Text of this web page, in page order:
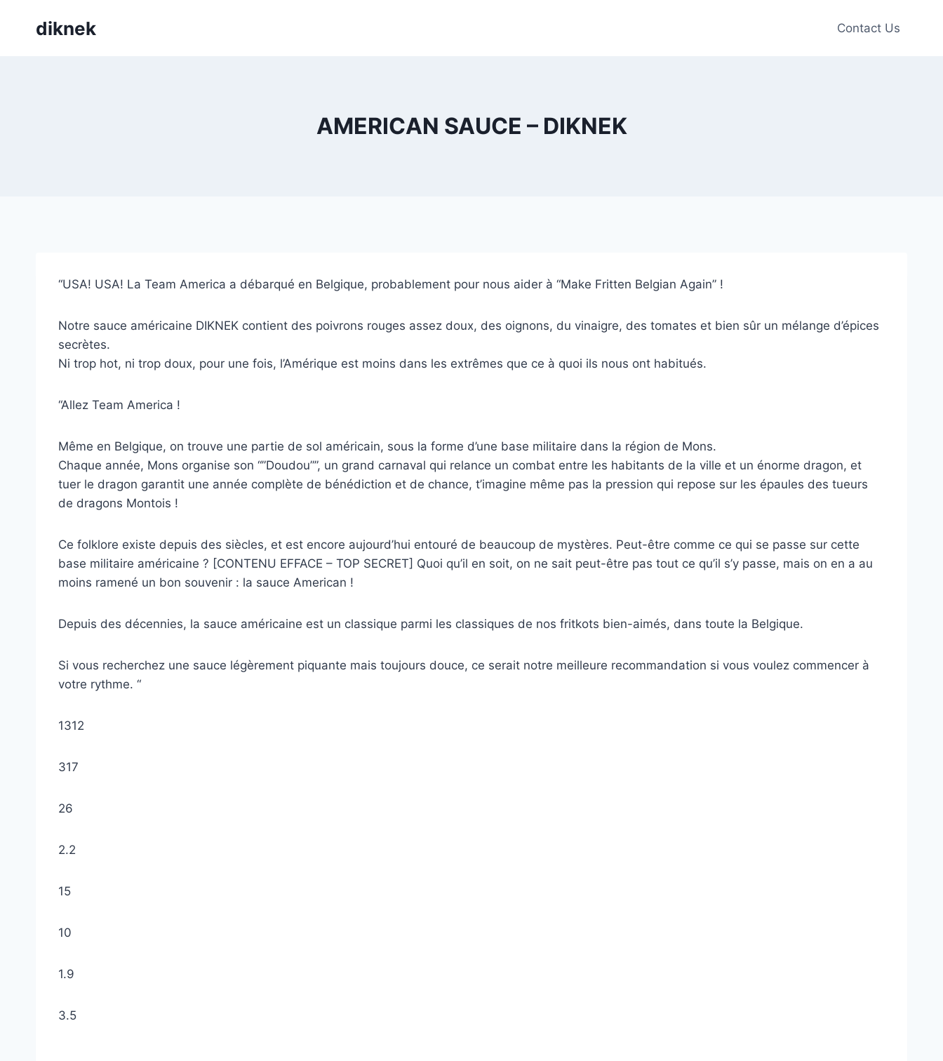
diknek Contact Us
AMERICAN SAUCE – DIKNEK
“USA! USA! La Team America a débarqué en Belgique, probablement pour nous aider à “Make Fritten Belgian Again” !
Notre sauce américaine DIKNEK contient des poivrons rouges assez doux, des oignons, du vinaigre, des tomates et bien sûr un mélange d’épices
secrètes.
Ni trop hot, ni trop doux, pour une fois, l’Amérique est moins dans les extrêmes que ce à quoi ils nous ont habitués.
“Allez Team America !
Même en Belgique, on trouve une partie de sol américain, sous la forme d’une base militaire dans la région de Mons.
Chaque année, Mons organise son “”Doudou””, un grand carnaval qui relance un combat entre les habitants de la ville et un énorme dragon, et
tuer le dragon garantit une année complète de bénédiction et de chance, t’imagine même pas la pression qui repose sur les épaules des tueurs
de dragons Montois !
Ce folklore existe depuis des siècles, et est encore aujourd’hui entouré de beaucoup de mystères. Peut-être comme ce qui se passe sur cette
base militaire américaine ? [CONTENU EFFACE – TOP SECRET] Quoi qu’il en soit, on ne sait peut-être pas tout ce qu’il s’y passe, mais on en a au
moins ramené un bon souvenir : la sauce American !
Depuis des décennies, la sauce américaine est un classique parmi les classiques de nos fritkots bien-aimés, dans toute la Belgique.
Si vous recherchez une sauce légèrement piquante mais toujours douce, ce serait notre meilleure recommandation si vous voulez commencer à
votre rythme. “
1312
317
26
2.2
15
10
1.9
3.5